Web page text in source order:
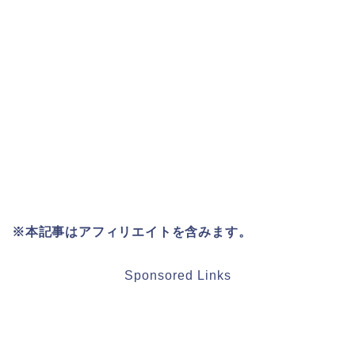
※本記事はアフィリエイトを含みます。
Sponsored Links